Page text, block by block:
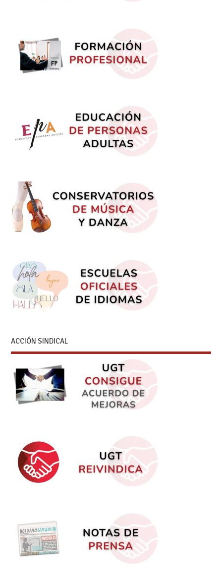
ACCIÓN SINDICAL